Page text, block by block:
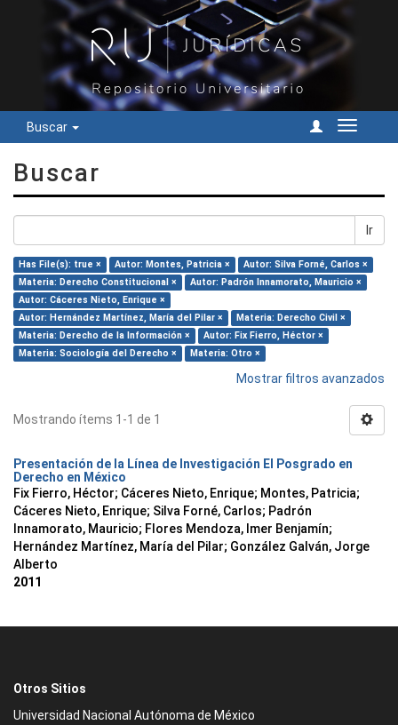
Buscar
Cambiar
Buscar
Ir
Has File(s): true × Autor: Montes, Patricia ×
Autor: Silva Forné, Carlos ×
Materia: Derecho Constitucional ×
Autor: Padrón Innamorato, Mauricio ×
Autor: Cáceres Nieto, Enrique ×
Autor: Hernández Martínez, María del Pilar ×
Materia: Derecho Civil ×
Materia: Derecho de la Información ×
Autor: Fix Fierro, Héctor ×
Materia: Sociología del Derecho ×
Materia: Otro ×
Mostrar filtros avanzados
Mostrando ítems 1-1 de 1
Presentación de la Línea de Investigación El Posgrado en
Derecho en México
Fix Fierro, Héctor; Cáceres Nieto, Enrique; Montes, Patricia;
Cáceres Nieto, Enrique; Silva Forné, Carlos; Padrón
Innamorato, Mauricio; Flores Mendoza, Imer Benjamín;
Hernández Martínez, María del Pilar; González Galván, Jorge
Alberto
2011
Otros Sitios
Universidad Nacional Autónoma de México